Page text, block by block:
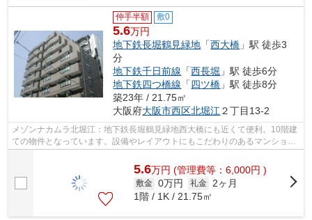
仲手半額 敷0
5.6万円
地下鉄長堀鶴見緑地 「西大橋 」駅 徒歩3
分
地下鉄千日前線 「西長堀 」駅 徒歩6分
地下鉄四つ橋線 「四ツ橋 」駅 徒歩8分
築23年 / 21.75㎡
大阪府大阪市西区北堀江 ２丁目13-2
メゾンナカムラ北堀江：地下鉄長堀鶴見緑地西大橋にも近くて便利。10階建
ての物件となっています。設備やレイアウトにもこだわりのあるマンショ
ン。駅の至近に立地する、徒歩3分の快適...
5.6万円 (管理費等：6,000円 )
敷金 0万円 礼金 2ヶ月
1階 / 1K / 21.75㎡